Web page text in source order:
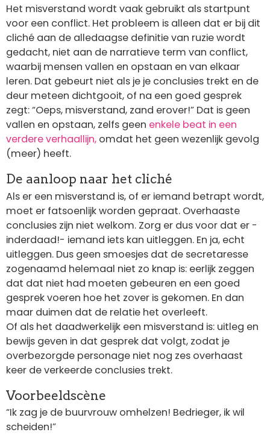
Het misverstand wordt vaak gebruikt als startpunt
voor een conflict. Het probleem is alleen dat er bij dit
cliché aan de alledaagse definitie van ruzie wordt
gedacht, niet aan de narratieve term van conflict,
waarbij mensen vallen en opstaan en van elkaar
leren. Dat gebeurt niet als je je conclusies trekt en de
deur meteen dichtgooit, of na een goed gesprek
zegt: “Oeps, misverstand, zand erover!” Dat is geen
vallen en opstaan, zelfs geen enkele beat in een
verdere verhaallijn, omdat het geen wezenlijk gevolg
(meer) heeft.
De aanloop naar het cliché
Als er een misverstand is, of er iemand betrapt wordt,
moet er fatsoenlijk worden gepraat. Overhaaste
conclusies zijn niet welkom. Zorg er dus voor dat er -
inderdaad!- iemand iets kan uitleggen. En ja, echt
uitleggen. Dus geen smoesjes dat de secretaresse
zogenaamd helemaal niet zo knap is: eerlijk zeggen
dat dat niet had moeten gebeuren en een goed
gesprek voeren hoe het zover is gekomen. En dan
maar duimen dat de relatie het overleeft.
Of als het daadwerkelijk een misverstand is: uitleg en
bewijs geven in dat gesprek dat volgt, zodat je
overbezorgde personage niet nog zes overhaast
keer de verkeerde conclusies trekt.
Voorbeeldscène
“Ik zag je de buurvrouw omhelzen! Bedrieger, ik wil
scheiden!”